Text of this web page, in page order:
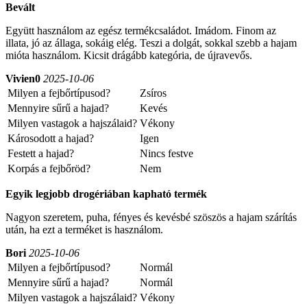
Bevált
Együtt használom az egész termékcsaládot. Imádom. Finom az
illata, jó az állaga, sokáig elég. Teszi a dolgát, sokkal szebb a hajam
mióta használom. Kicsit drágább kategória, de újravevős.
Vivien0 2025-10-06
Milyen a fejbőrtípusod?
Zsíros
Mennyire sűrű a hajad?
Kevés
Milyen vastagok a hajszálaid? Vékony
Károsodott a hajad?
Igen
Festett a hajad?
Nincs festve
Korpás a fejbőröd?
Nem
Egyik legjobb drogériában kapható termék
Nagyon szeretem, puha, fényes és kevésbé szöszös a hajam szárítás
után, ha ezt a terméket is használom.
Bori 2025-10-06
Milyen a fejbőrtípusod?
Normál
Mennyire sűrű a hajad?
Normál
Milyen vastagok a hajszálaid? Vékony